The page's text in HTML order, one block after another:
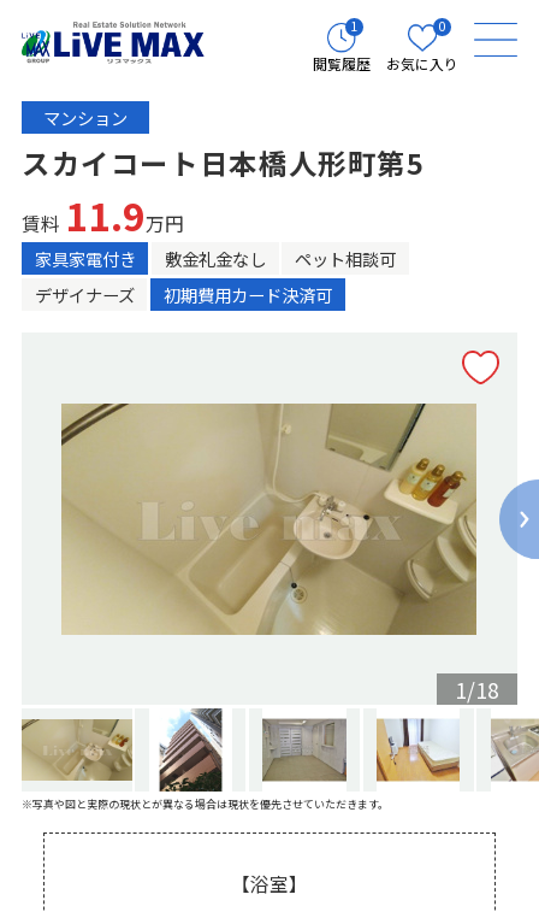
1
閲覧履歴
0
お気に入り
マンション
スカイコート日本橋人形町第5
賃料 11.9万円
家具家電付き 敷金礼金なし
ペット相談可
デザイナーズ
初期費用カード決済可
1/18
※写真や図と実際の現状とが異なる場合は現状を優先させていただきます。
【浴室】